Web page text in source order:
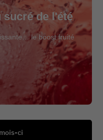
sucré de l'été
le boost fruité
ci